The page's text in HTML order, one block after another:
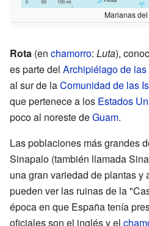
Marianas
Rota (en chamorro: Luta),
es parte del Archipiélago de
al sur de laComunidad de las
que pertenece a los Estados
poco al noreste deGuam.
Las poblaciones más grandes
Sinapalo (también llamada
una gran variedad de plantas
pueden ver las ruinas de la
época en que España tenía
oficiales son el inglés y el